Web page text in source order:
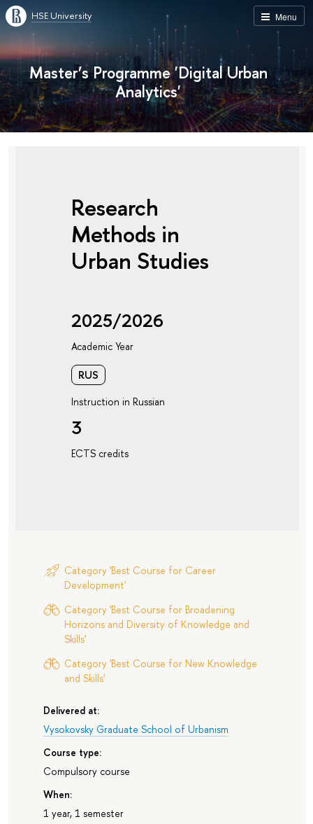
Menu
HSE University
Master’s Programme 'Digital Urban
Analytics'
Research
Methods in
Urban Studies
2025/2026
Academic Year
RUS
Instruction in Russian
3
ECTS credits
Category 'Best Course for Career
Development'
Category 'Best Course for Broadening
Horizons and Diversity of Knowledge and
Skills'
Category 'Best Course for New Knowledge
and Skills'
Delivered at:
Vysokovsky Graduate School of Urbanism
Course type:
Compulsory course
When:
1 year, 1 semester